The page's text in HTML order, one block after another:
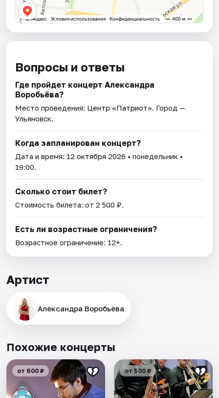
Вопросы и ответы
Где пройдет концерт Александра
Воробьёва?
Место проведения: Центр «Патриот». Город —
Ульяновск.
Когда запланирован концерт?
Дата и время: 12 октября 2026 • понедельник •
19:00.
Сколько стоит билет?
Стоимость билета: от 2 500 ₽.
Есть ли возрастные ограничения?
Возрастное ограничение: 12+.
Артист
Александра Воробьёва
Похожие концерты
от 600 ₽ от 500 ₽